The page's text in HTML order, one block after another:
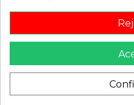
Recambio de bomba freno
reference | 04.04 - 12.07
referencia OEM IAM